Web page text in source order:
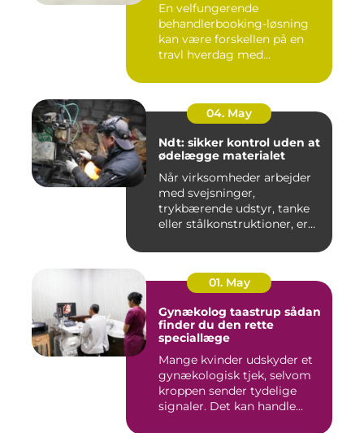
En velfungerende
behandlerbooking-løsning
kan være forskellen på en
travl hverdag med
04. May
Ndt: sikker kontrol uden at
ødelægge materialet
Når virksomheder arbejder
med svejsninger,
trykbærende udstyr, tanke
eller stålkonstruktioner, er
01. May
Gynækolog taastrup sådan
finder du den rette
speciallæge
Mange kvinder udskyder et
gynækologisk tjek, selvom
kroppen sender tydelige
signaler. Det kan handle...